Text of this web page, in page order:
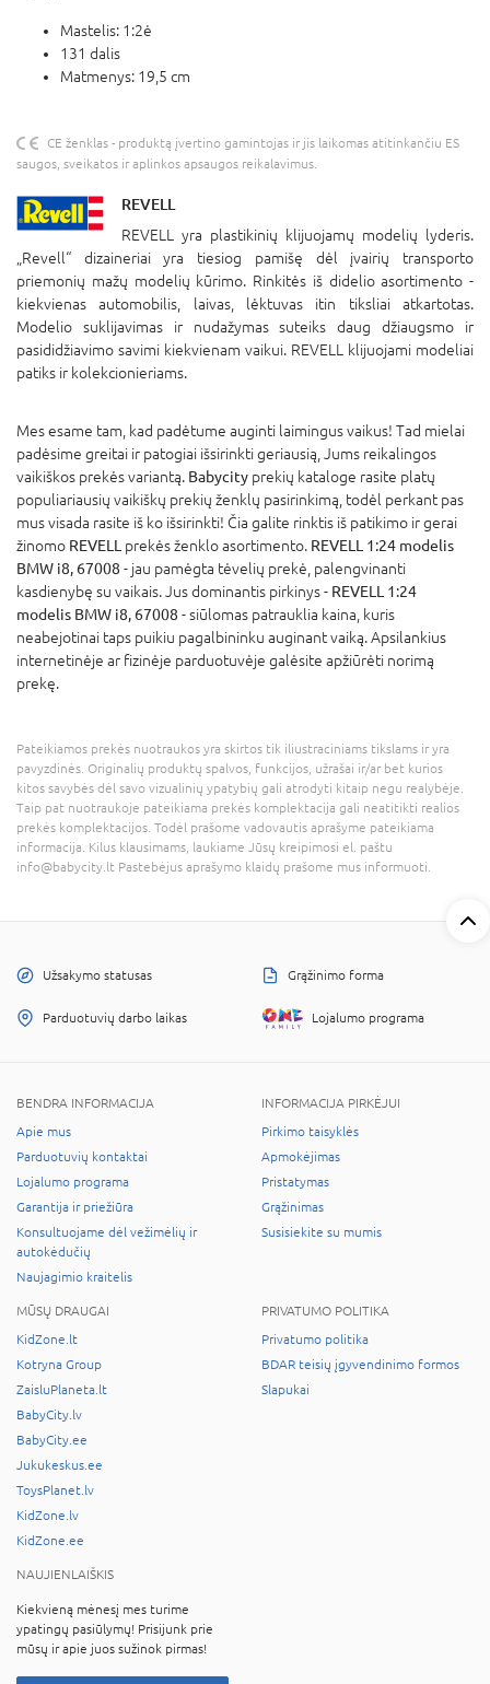
Mastelis: 1:2ė
131 dalis
Matmenys: 19,5 cm
CE ženklas - produktą įvertino gamintojas ir jis laikomas atitinkančiu ES
saugos, sveikatos ir aplinkos apsaugos reikalavimus.
REVELL
REVELL yra plastikinių klijuojamų modelių lyderis.
„Revell“ dizaineriai yra tiesiog pamišę dėl įvairių transporto
priemonių mažų modelių kūrimo. Rinkitės iš didelio asortimento -
kiekvienas automobilis, laivas, lėktuvas itin tiksliai atkartotas.
Modelio suklijavimas ir nudažymas suteiks daug džiaugsmo ir
pasididžiavimo savimi kiekvienam vaikui. REVELL klijuojami modeliai
patiks ir kolekcionieriams.
Mes esame tam, kad padėtume auginti laimingus vaikus! Tad mielai
padėsime greitai ir patogiai išsirinkti geriausią, Jums reikalingos
vaikiškos prekės variantą. Babycity prekių kataloge rasite platų
populiariausių vaikiškų prekių ženklų pasirinkimą, todėl perkant pas
mus visada rasite iš ko išsirinkti! Čia galite rinktis iš patikimo ir gerai
žinomo REVELL prekės ženklo asortimento. REVELL 1:24 modelis
BMW i8, 67008 - jau pamėgta tėvelių prekė, palengvinanti
kasdienybę su vaikais. Jus dominantis pirkinys - REVELL 1:24
modelis BMW i8, 67008 - siūlomas patrauklia kaina, kuris
neabejotinai taps puikiu pagalbininku auginant vaiką. Apsilankius
internetinėje ar fizinėje parduotuvėje galėsite apžiūrėti norimą
prekę.
Pateikiamos prekės nuotraukos yra skirtos tik iliustraciniams tikslams ir yra
pavyzdinės. Originalių produktų spalvos, funkcijos, užrašai ir/ar bet kurios
kitos savybės dėl savo vizualinių ypatybių gali atrodyti kitaip negu realybėje.
Taip pat nuotraukoje pateikiama prekės komplektacija gali neatitikti realios
prekės komplektacijos. Todėl prašome vadovautis aprašyme pateikiama
informacija. Kilus klausimams, laukiame Jūsų kreipimosi el. paštu
info@babycity.lt Pastebėjus aprašymo klaidų prašome mus informuoti.
Užsakymo statusas Grąžinimo forma
Parduotuvių darbo laikas Lojalumo programa
BENDRA INFORMACIJA
Apie mus
Parduotuvių kontaktai
Lojalumo programa
Garantija ir priežiūra
Konsultuojame dėl vežimėlių ir
autokėdučių
Naujagimio kraitelis
INFORMACIJA PIRKĖJUI
Pirkimo taisyklės
Apmokėjimas
Pristatymas
Grąžinimas
Susisiekite su mumis
MŪSŲ DRAUGAI
KidZone.lt
Kotryna Group
ZaisluPlaneta.lt
BabyCity.lv
BabyCity.ee
Jukukeskus.ee
ToysPlanet.lv
KidZone.lv
KidZone.ee
PRIVATUMO POLITIKA
Privatumo politika
BDAR teisių įgyvendinimo formos
Slapukai
NAUJIENLAIŠKIS
Kiekvieną mėnesį mes turime
ypatingų pasiūlymų! Prisijunk prie
mūsų ir apie juos sužinok pirmas!